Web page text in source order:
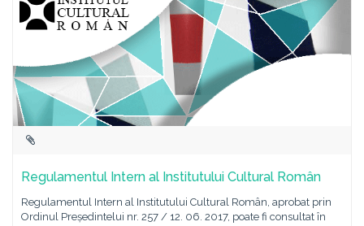
Regulamentul Intern al Institutului Cultural Român
Regulamentul Intern al Institutului Cultural Român, aprobat prin
Ordinul Președintelui nr. 257 / 12. 06. 2017, poate fi consultat în